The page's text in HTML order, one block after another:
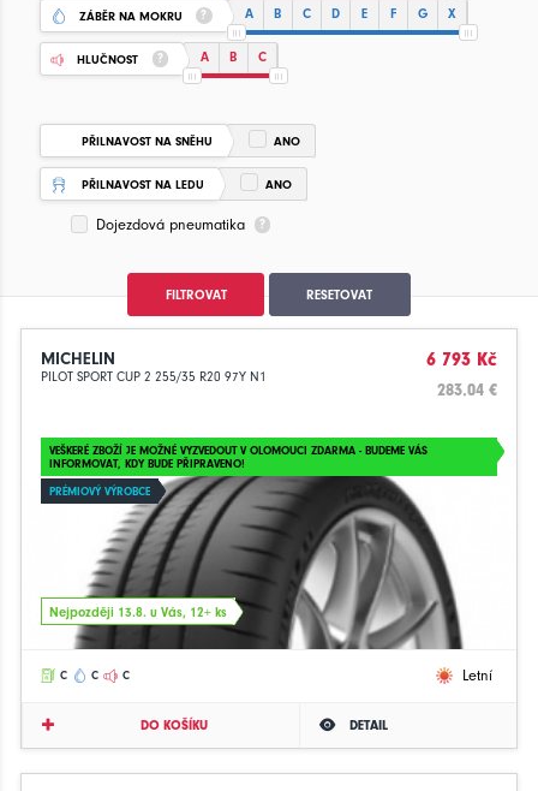
ZÁBĚR NA MOKRU A B C D E F G X
HLUČNOST A B C
PŘILNAVOST NA SNĚHU ANO
PŘILNAVOST NA LEDU ANO
Dojezdová pneumatika
FILTROVAT RESETOVAT
MICHELIN
PILOT SPORT CUP 2 255/35 R20 97Y N1
6 793 Kč
283.04 €
VEŠKERÉ ZBOŽÍ JE MOŽNÉ VYZVEDOUT V OLOMOUCI ZDARMA - BUDEME VÁS
INFORMOVAT, KDY BUDE PŘIPRAVENO!
PRÉMIOVÝ VÝROBCE
Nejpozději 13.8. u Vás, 12+ ks
C C C Letní
DO KOŠÍKU DETAIL